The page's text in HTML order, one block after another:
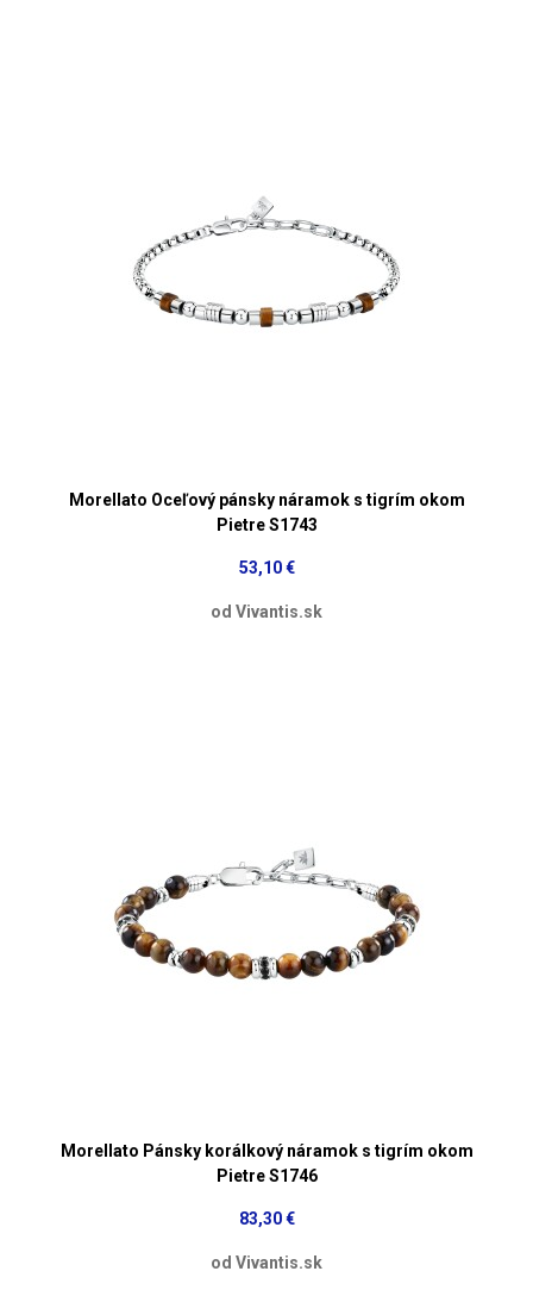
Morellato Oceľový pánsky náramok s tigrím okom
Pietre S1743
53,10 €
od Vivantis.sk
Morellato Pánsky korálkový náramok s tigrím okom
Pietre S1746
83,30 €
od Vivantis.sk